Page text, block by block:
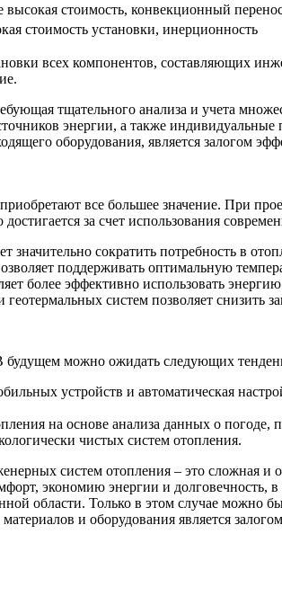
высокая стоимость, конвекционный
стоимость установки, инерционность
всех компонентов, составляющих
тщательного анализа и учета
энергии, а также
оборудования, является залогом
все большее значение. При
за счет использования
сократить потребность в
поддерживать оптимальную
более эффективно использовать
систем позволяет снизить
будущем можно ожидать следующих
устройств и автоматическая
на основе анализа данных о погоде,
чистых систем отопления.
систем отопления – это сложная и
экономию энергии и долговечность,
области. Только в этом случае можно
и оборудования является